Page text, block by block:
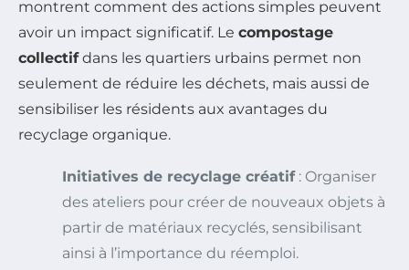
montrent comment des actions simples peuvent
avoir un impact significatif. Le compostage
collectifdans les quartiers urbains permet non
seulement de réduire les déchets, mais aussi de
sensibiliser les résidents aux avantages du
recyclage organique.
Initiatives de recyclage créatif: Organiser
des ateliers pour créer de nouveaux objets à
partir de matériaux recyclés, sensibilisant
ainsi à l’importance du réemploi.